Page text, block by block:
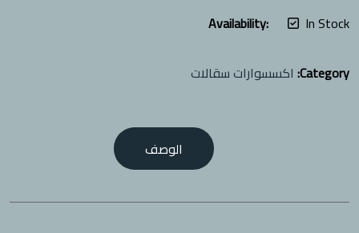
Availability:
In Stock
Category: اكسسوارات سقالات
الوصف